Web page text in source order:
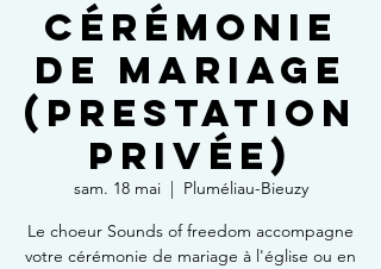
Cérémonie
de mariage
(prestation
privée)
sam. 18 mai
  |
Pluméliau-Bieuzy
Le choeur Sounds of freedom accompagne
votre cérémonie de mariage à l'église ou en